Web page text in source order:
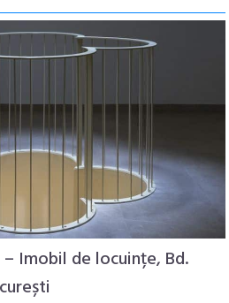
Imobil de locuințe, Bd.